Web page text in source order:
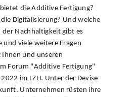
die Additive Fertigung?
Digitalisierung? Und welche
der Nachhaltigkeit gibt es
und viele weitere Fragen
und unseren
Forum "Additive Fertigung"
im LZH. Unter der Devise
Unternehmen rüsten ihre